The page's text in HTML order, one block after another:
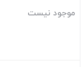
موجود نیست